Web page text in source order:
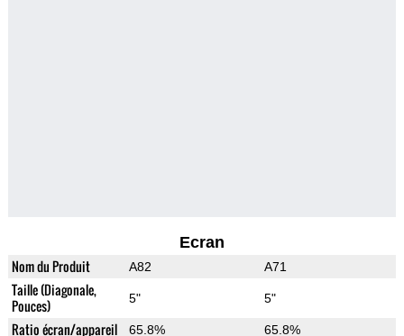
Ecran
Nom du Produit A82 A71
Taille (Diagonale,
Pouces)
5" 5"
Ratio écran/appareil 65.8% 65.8%